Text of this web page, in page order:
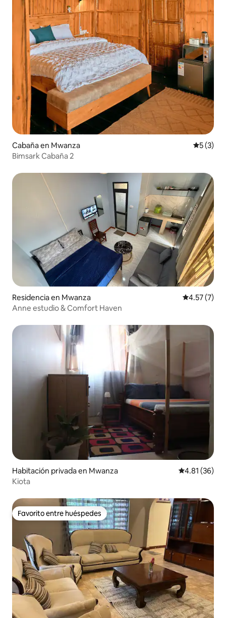
Cabaña en Mwanza
5 (3)
Bimsark Cabaña 2
Residencia en Mwanza Calificación
4.57 (7)
Anne estudio & Comfort Haven
Habitación privada en Mwanza Calificación
4.81 (36)
Kiota
Favorito entre huéspedes
Favorito entre huéspedes